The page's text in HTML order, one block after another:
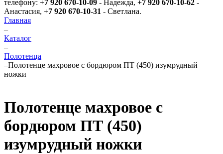
телефону: +7 920 670-10-09 - Надежда, +7 920 670-10-62 -
Анастасия, +7 920 670-10-31 - Светлана.
Главная
–
Каталог
–
Полотенца
–Полотенце махровое с бордюром ПТ (450) изумрудный
ножки
Полотенце махровое с
бордюром ПТ (450)
изумрудный ножки